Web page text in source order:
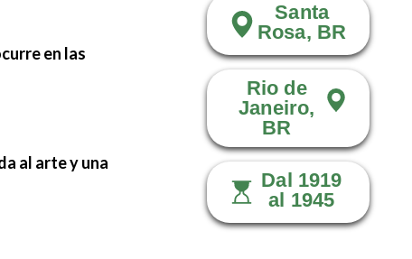
en las
al arte y una
Santa
Rosa, BR
Rio de
Janeiro,
BR
Dal 1919
al 1945